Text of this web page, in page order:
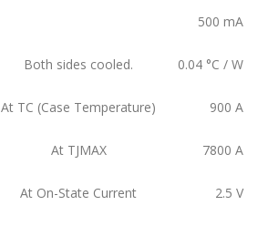
500 mA
Both sides cooled. 0.04 °C / W
At TC (Case Temperature) 900 A
At TJMAX 7800 A
At On-State Current 2.5 V